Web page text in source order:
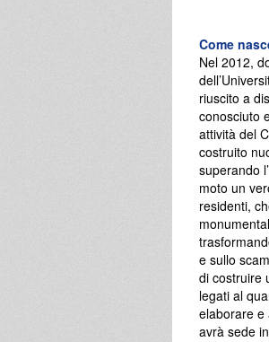
Come
Nel 2012,
riuscito a
conosciuto
attività del
costruito
superando
moto un
residenti,
e sullo
di costruire
legati al
elaborare e
avrà sede